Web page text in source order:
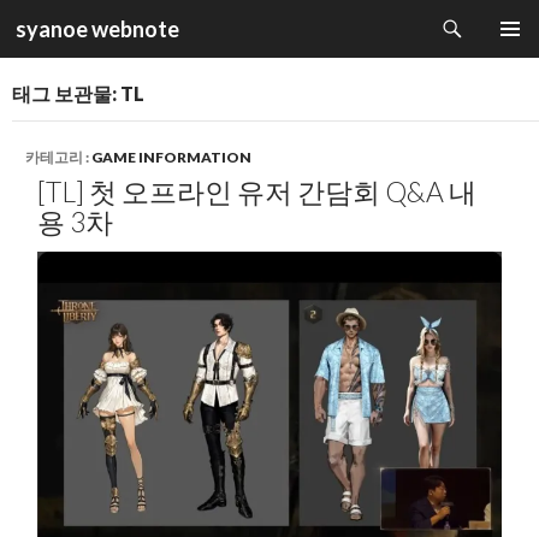
syanoe webnote
색
츠
로
건
태그 보관물: TL
카테고리 : GAME INFORMATION
[TL] 첫 오프라인 유저 간담회 Q&A 내
용 3차